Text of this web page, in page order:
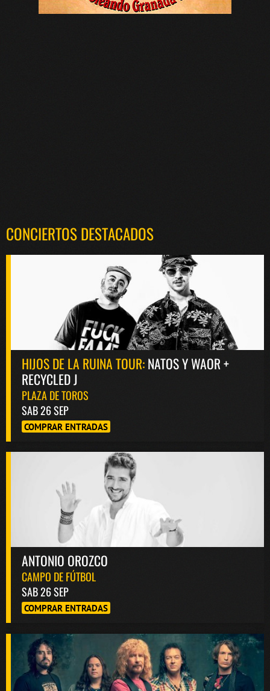
CONCIERTOS DESTACADOS
HIJOS DE LA RUINA TOUR:NATOS Y WAOR +
RECYCLED J
PLAZA DE TOROS
SAB 26 SEP
COMPRAR ENTRADAS
ANTONIO OROZCO
CAMPO DE FÚTBOL
SAB 26 SEP
COMPRAR ENTRADAS